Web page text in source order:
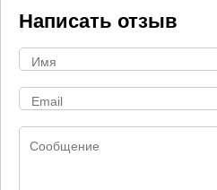
Написать отзыв